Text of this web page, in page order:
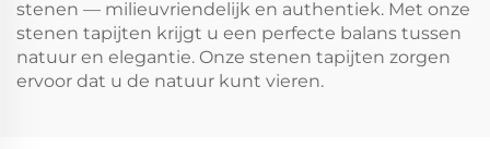
stenen — milieuvriendelijk en authentiek. Met onze
stenen tapijten krijgt u een perfecte balans tussen
natuur en elegantie. Onze stenen tapijten zorgen
ervoor dat u de natuur kunt vieren.